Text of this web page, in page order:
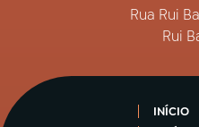
Rua Rui
Rui
INÍCIO